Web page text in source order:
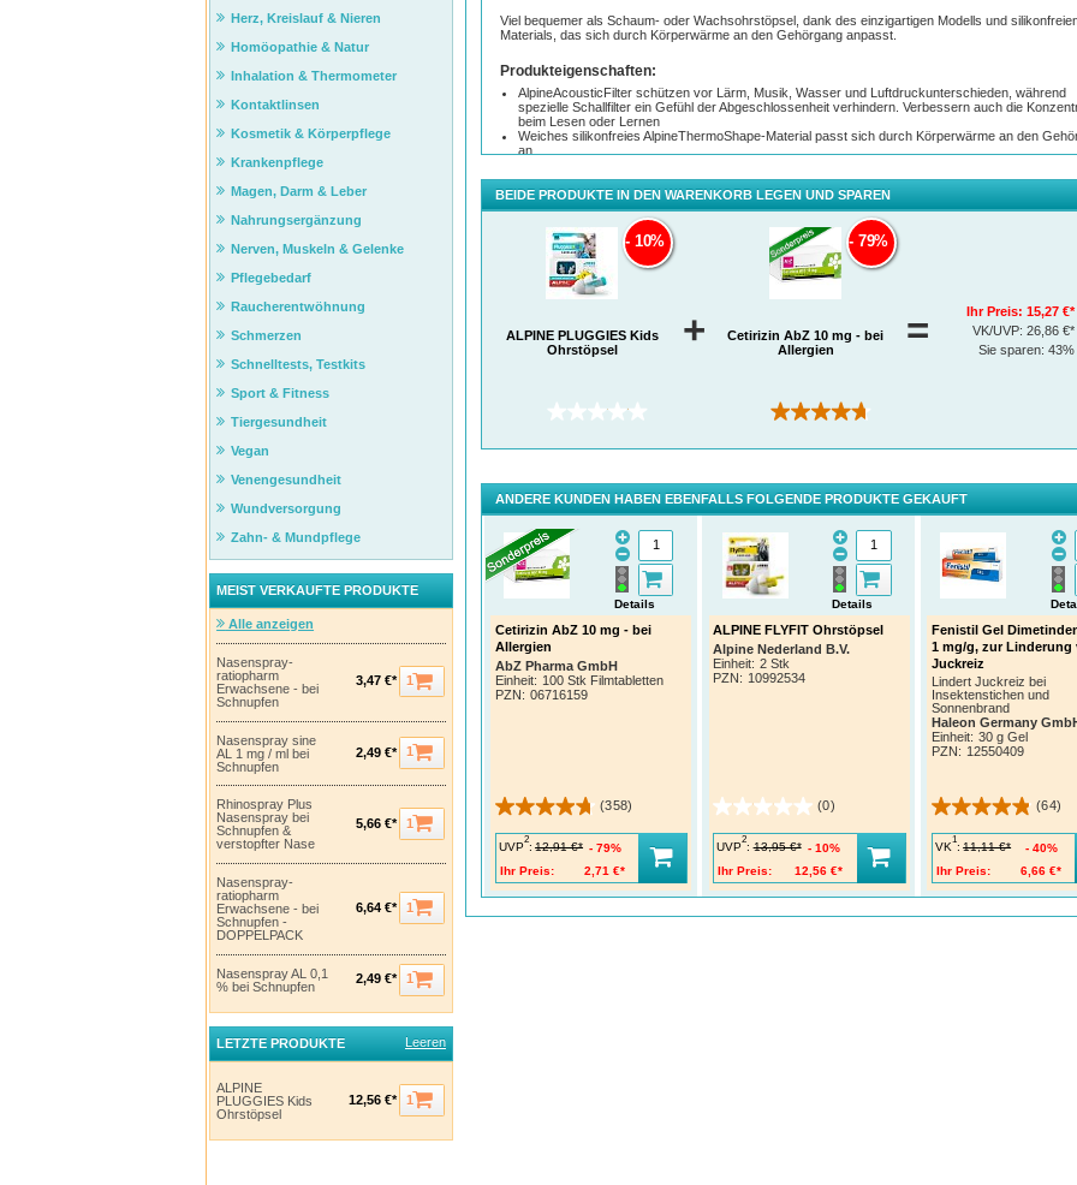
Viel bequemer als Schaum- oder Wachsohrstöpsel, dank des einzigartigen Modells und
Materials, das sich durch Körperwärme an den Gehörgang anpasst.
Produkteigenschaften:
AlpineAcousticFilter schützen vor Lärm, Musik, Wasser und Luftdruckunterschieden, während
spezielle Schallfilter ein Gefühl der Abgeschlossenheit verhindern. Verbessern auch die
beim Lesen oder Lernen
Weiches silikonfreies AlpineThermoShape-Material passt sich durch Körperwärme an den
an
Preisgekröntes Alpine-Modell, entwickelt und hergestellt in den Niederlanden
Für Kinder von 3 bis 12 Jahren und Erwachsene mit kleinerem Gehörgang
Inklusive lustiger Namensaufkleber und einer praktischen Aufbewahrungsbox
Durchschnittliche Dämpfung (SNR): 25 dB
BEIDE PRODUKTE IN DEN WARENKORB LEGEN UND SPAREN
ALPINE PLUGGIES Kids
Ohrstöpsel
(0)
10%
+
Cetirizin AbZ 10 mg - bei
Allergien
(358)
79%
= Ihr Preis:15,27 €*
VK/UVP:26,86 €*
Sie sparen:43%
ANDERE KUNDEN HABEN EBENFALLS FOLGENDE PRODUKTE GEKAUFT
Cetirizin AbZ 10 mg - bei
Allergien
AbZ Pharma GmbH
Einheit: 100 Stk Filmtabletten
PZN: 06716159
Details
(358)
UVP
2
: 12,91 €*
Ihr Preis:
2,71 €*
79%
ALPINE FLYFIT Ohrstöpsel
Alpine Nederland B.V.
Einheit: 2 Stk
PZN: 10992534
Details
(0)
UVP
2
: 13,95 €*
Ihr Preis:
12,56 €*
10%
Fenistil Gel
1 mg/g, zur Linderung
Juckreiz
Lindert Juckreiz bei
Insektenstichen und
Sonnenbrand
Haleon Germany
Einheit: 30 g Gel
PZN: 12550409
(64)
VK
1
: 11,11 €*
Ihr Preis:
6,66 €*
40%
Herz, Kreislauf & Nieren
Homöopathie & Natur
Inhalation & Thermometer
Kontaktlinsen
Kosmetik & Körperpflege
Krankenpflege
Magen, Darm & Leber
Nahrungsergänzung
Nerven, Muskeln & Gelenke
Pflegebedarf
Raucherentwöhnung
Schmerzen
Schnelltests, Testkits
Sport & Fitness
Tiergesundheit
Vegan
Venengesundheit
Wundversorgung
Zahn- & Mundpflege
MEIST VERKAUFTE PRODUKTE
Alle anzeigen
Nasenspray-
ratiopharm
Erwachsene - bei
Schnupfen
3,47 €* 1
Nasenspray sine
AL 1 mg / ml bei
Schnupfen
2,49 €* 1
Rhinospray Plus
Nasenspray bei
Schnupfen &
verstopfter Nase
5,66 €* 1
Nasenspray-
ratiopharm
Erwachsene - bei
Schnupfen -
DOPPELPACK
6,64 €* 1
Nasenspray AL 0,1
% bei Schnupfen
2,49 €* 1
LETZTE PRODUKTE Leeren
ALPINE
PLUGGIES Kids
Ohrstöpsel
12,56 €* 1